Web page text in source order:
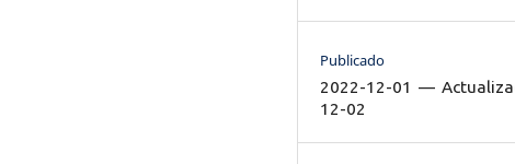
Publicado
2022-12-01 —
12-02